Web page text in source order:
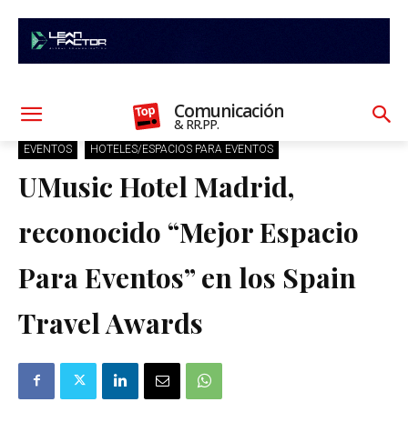
Comunicación
& RR.PP.
EVENTOS HOTELES/ESPACIOS PARA EVENTOS
UMusic Hotel Madrid,
reconocido “Mejor Espacio
Para Eventos” en los Spain
Travel Awards